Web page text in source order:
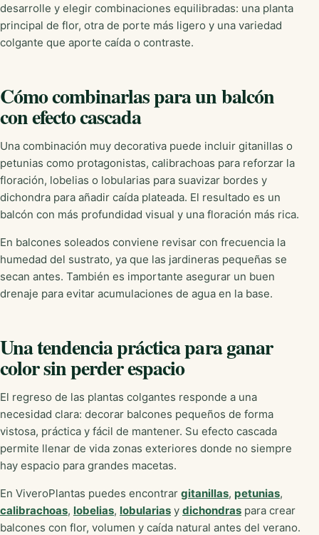
desarrolle y elegir combinaciones equilibradas: una planta
principal de flor, otra de porte más ligero y una variedad
colgante que aporte caída o contraste.
Cómo combinarlas para un balcón
con efecto cascada
Una combinación muy decorativa puede incluir gitanillas o
petunias como protagonistas, calibrachoas para reforzar la
floración, lobelias o lobularias para suavizar bordes y
dichondra para añadir caída plateada. El resultado es un
balcón con más profundidad visual y una floración más rica.
En balcones soleados conviene revisar con frecuencia la
humedad del sustrato, ya que las jardineras pequeñas se
secan antes. También es importante asegurar un buen
drenaje para evitar acumulaciones de agua en la base.
Una tendencia práctica para ganar
color sin perder espacio
El regreso de las plantas colgantes responde a una
necesidad clara: decorar balcones pequeños de forma
vistosa, práctica y fácil de mantener. Su efecto cascada
permite llenar de vida zonas exteriores donde no siempre
hay espacio para grandes macetas.
En ViveroPlantas puedes encontrar gitanillas, petunias,
calibrachoas, lobelias, lobularias y dichondras para crear
balcones con flor, volumen y caída natural antes del verano.